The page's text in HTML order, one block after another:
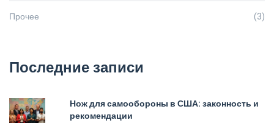
Прочее (3)
Последние записи
Нож для самообороны в США: законность и
рекомендации